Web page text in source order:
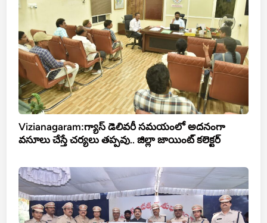
Vizianagaram:గ్యాస్ డెలివరీ సమయంలో అదనంగా
వసూలు చేస్తే చర్యలు తప్పవు.. జిల్లా జాయింట్ కలెక్టర్